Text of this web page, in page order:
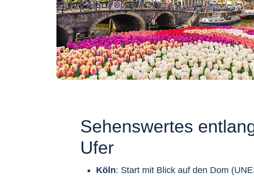
Sehenswertes
Ufer
Köln: Start mit Blick auf den Dom